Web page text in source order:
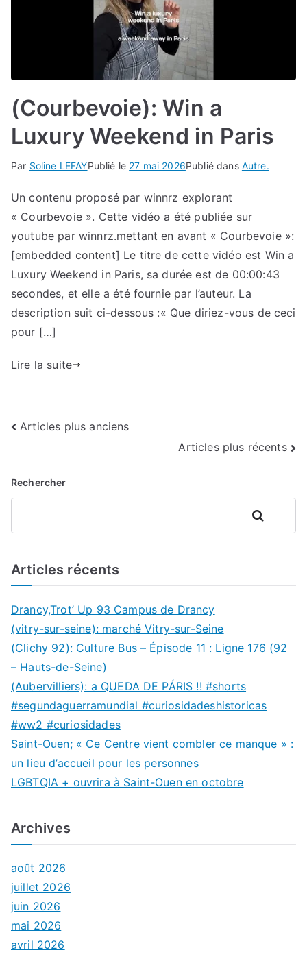
(Courbevoie): Win a
Luxury Weekend in Paris
Par Soline LEFAYPublié le 27 mai 2026Publié dans Autre.
Un contenu proposé par winnrz explorant
« Courbevoie ». Cette vidéo a été publiée sur
youtube par winnrz.mettant en avant « Courbevoie »:
[embedded content] Le titre de cette vidéo est Win a
Luxury Weekend in Paris, sa durée est de 00:00:43
secondes, et elle a été fournie par l’auteur. La
description suit ci-dessous :« Que diriez-vous de ceci
pour […]
Lire la suite
Navigation
articles
Articles plus anciens
Articles plus récents
Rechercher
Rechercher
Articles récents
Drancy,Trot’ Up 93 Campus de Drancy
(vitry-sur-seine): marché Vitry-sur-Seine
(Clichy 92): Culture Bus – Épisode 11 : Ligne 176 (92
– Hauts-de-Seine)
(Aubervilliers): a QUEDA DE PÁRIS !! #shorts
#segundaguerramundial #curiosidadeshistoricas
#ww2 #curiosidades
Saint-Ouen; « Ce Centre vient combler ce manque » :
un lieu d’accueil pour les personnes
LGBTQIA + ouvrira à Saint-Ouen en octobre
Archives
août 2026
juillet 2026
juin 2026
mai 2026
avril 2026